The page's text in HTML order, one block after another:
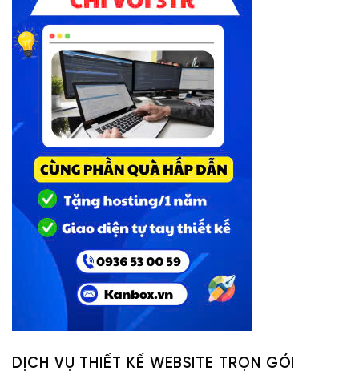
DỊCH VỤ THIẾT KẾ WEBSITE TRỌN GÓI